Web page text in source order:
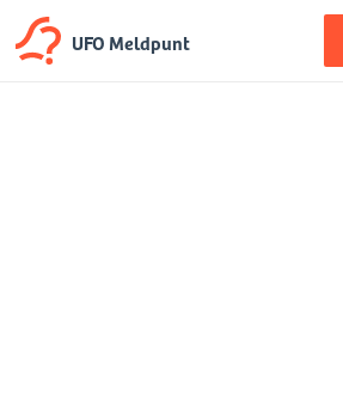
UFO Meldpunt